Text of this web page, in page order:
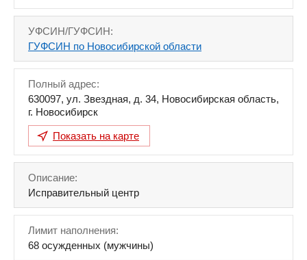
УФСИН/ГУФСИН:
ГУФСИН по Новосибирской области
Полный адрес:
630097, ул. Звездная, д. 34, Новосибирская область,
г. Новосибирск
Показать на карте
Описание:
Исправительный центр
Лимит наполнения:
68 осужденных (мужчины)